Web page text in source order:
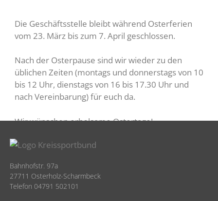
Die Geschäftsstelle bleibt während Osterferien
vom 23. März bis zum 7. April geschlossen.
Nach der Osterpause sind wir wieder zu den
üblichen Zeiten (montags und donnerstags von 10
bis 12 Uhr, dienstags von 16 bis 17.30 Uhr und
nach Vereinbarung) für euch da.
Wir wünschen erholsame Ostertage!
Bahnhofstr. 97a
27711 Osterholz-Scharmbeck
Telefon 04791 502101